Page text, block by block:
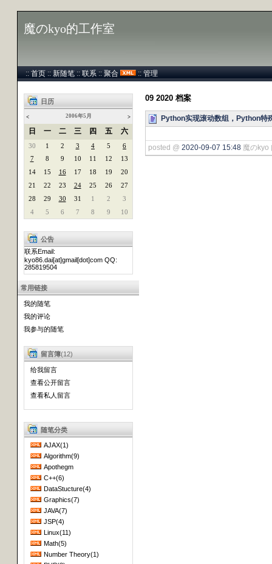
魔のkyo的工作室
:: 首页 :: 新随笔 :: 联系 :: 聚合 :: 管理
日历
< 2006年5月 >
日 一 二 三 四 五 六
30 1 2 3 4 5
6
7
8 9 10 11 12
13
14
15 16 17 18 19
20
21
22 23 24 25 26
27
28
29 30 31 1 2
3
4
5 6 7 8 9 10
公告
联系Email:
kyo86.dai[at]gmail[dot]com QQ:
285819504
常用链接
我的随笔
我的评论
我参与的随笔
留言簿(12)
给我留言
查看公开留言
查看私人留言
随笔分类
AJAX(1)
Algorithm(9)
Apothegm
C++(6)
DataStucture(4)
Graphics(7)
JAVA(7)
JSP(4)
Linux(11)
Math(5)
Number Theory(1)
09 2020 档案
Python实现滚动数组，Python特
posted @ 2020-09-07 15:48 魔のkyo